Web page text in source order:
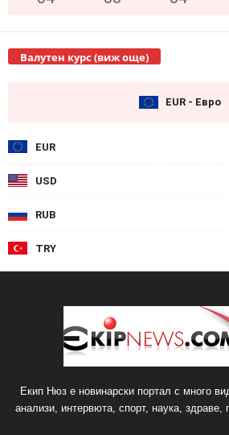
Валутен курс (виж още)
EUR - Евро
EUR
USD
RUB
TRY
Екип Нюз е новинарски портал с много
анализи, интервюта, спорт, наука, здраве,